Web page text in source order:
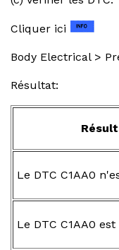
Cliquer ici
Body Electrical >
Résultat:
Le DTC C1AA0
Le DTC C1AA0